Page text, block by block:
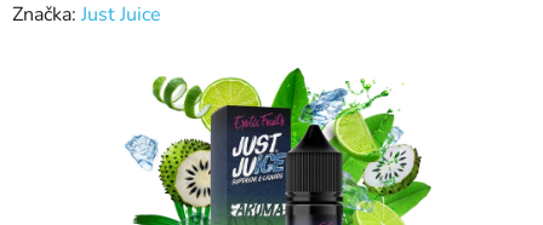
Značka: Just Juice